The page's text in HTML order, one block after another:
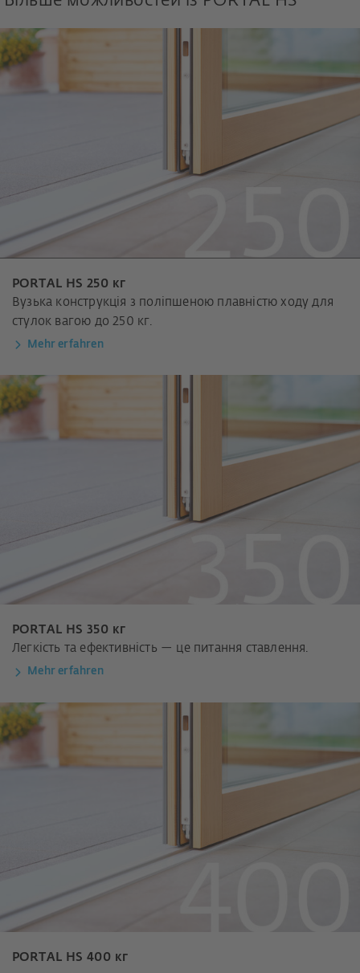
PORTAL HS 250 кг
Вузька конструкція з поліпшеною плавністю ходу для
стулок вагою до 250 кг.
Mehr erfahren
PORTAL HS 350 кг
Легкість та ефективність — це питання ставлення.
Mehr erfahren
PORTAL HS 400 кг